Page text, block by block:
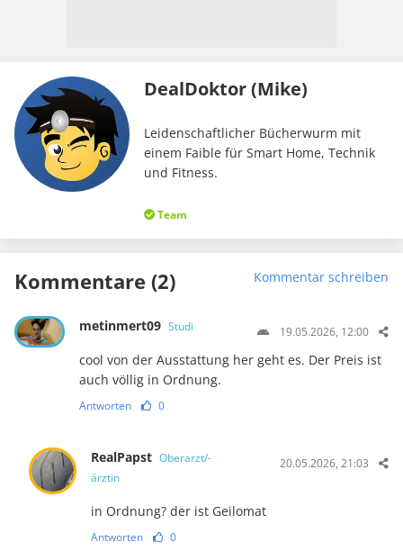
DealDoktor (Mike)
Leidenschaftlicher Bücherwurm mit
einem Faible für Smart Home, Technik
und Fitness.
Team
Kommentare (2) Kommentar schreiben
metinmert09 Studi 19.05.2026, 12:00
cool von der Ausstattung her geht es. Der Preis ist
auch völlig in Ordnung.
Antworten 0
RealPapst Oberarzt/-
ärztin
20.05.2026, 21:03
in Ordnung? der ist Geilomat
Antworten 0